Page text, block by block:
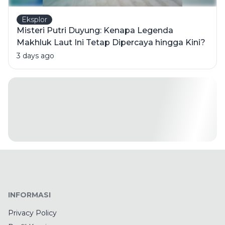
Eksplor
Misteri Putri Duyung: Kenapa Legenda
Makhluk Laut Ini Tetap Dipercaya hingga Kini?
3 days ago
INFORMASI
Privacy Policy